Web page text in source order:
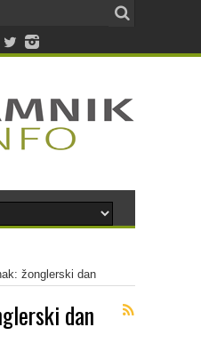
žonglerski dan
dan